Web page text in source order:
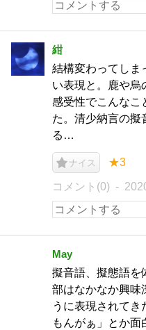
紺
結構変わってしま
い表現と。鹿や烏
感受性でこんなこ
た。清少納言の擬
る…
ナイス ★3
コメント(0)
May
擬音語、擬態語を
部はなかなか興味
うに表現されてき
もんがぁ」とか